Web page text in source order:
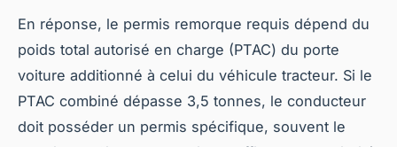
En réponse, le permis remorque requis dépend du
poids total autorisé en charge (PTAC) du porte
voiture additionné à celui du véhicule tracteur. Si le
PTAC combiné dépasse 3,5 tonnes, le conducteur
doit posséder un permis spécifique, souvent le